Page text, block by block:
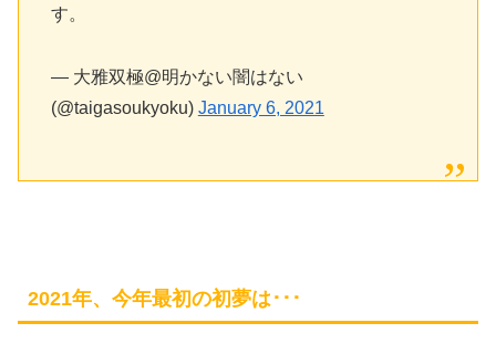
す。
— 大雅双極@明かない闇はない
(@taigasoukyoku) January 6, 2021
2021年、今年最初の初夢は･･･